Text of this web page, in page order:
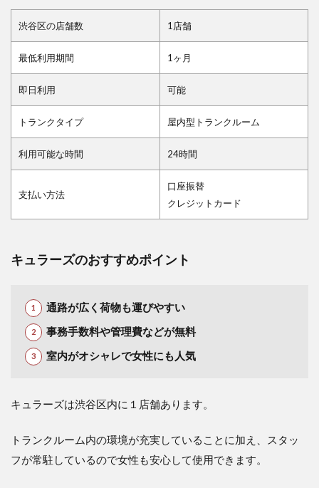
渋谷区の店舗数 1店舗
最低利用期間 1ヶ月
即日利用 可能
トランクタイプ 屋内型トランクルーム
利用可能な時間 24時間
支払い方法
口座振替
クレジットカード
キュラーズのおすすめポイント
通路が広く荷物も運びやすい
事務手数料や管理費などが無料
室内がオシャレで女性にも人気
キュラーズは渋谷区内に１店舗あります。
トランクルーム内の環境が充実していることに加え、スタッ
フが常駐しているので女性も安心して使用できます。